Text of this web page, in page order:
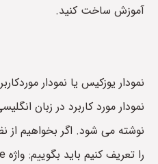
آموزش ساخت کنید.
نمودار یوزکیس یا نمودار
نوشته می شود. اگر بخواهیم از